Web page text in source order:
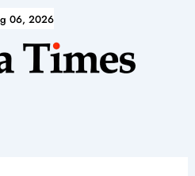
06, 2026